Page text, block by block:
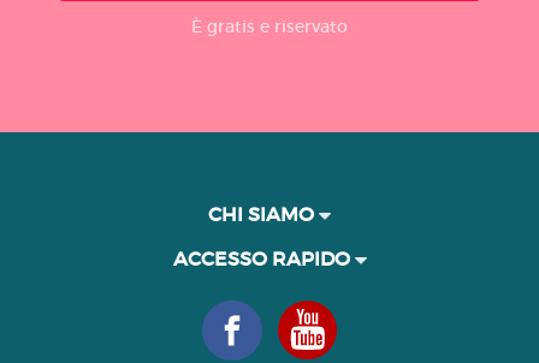
È gratis e riservato
CHI SIAMO
ACCESSO RAPIDO